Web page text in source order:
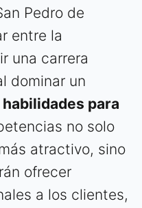
Pedro de
entre la
una carrera
dominar un
habilidades para
no solo
atractivo, sino
ofrecer
a los clientes,